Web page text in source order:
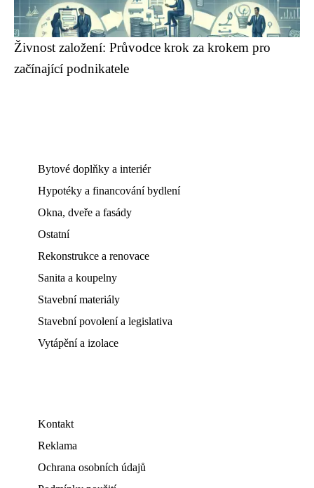
Živnost založení: Průvodce krok za krokem pro
začínající podnikatele
Bytové doplňky a interiér
Hypotéky a financování bydlení
Okna, dveře a fasády
Ostatní
Rekonstrukce a renovace
Sanita a koupelny
Stavební materiály
Stavební povolení a legislativa
Vytápění a izolace
Kontakt
Reklama
Ochrana osobních údajů